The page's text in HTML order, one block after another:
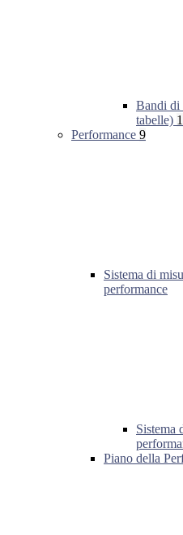
Bandi di
tabelle) 1
Performance 9
Sistema di
performance
Sistema
Piano della